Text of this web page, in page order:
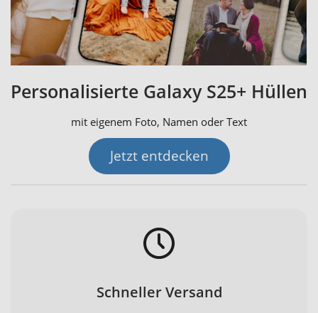
Personalisierte Galaxy S25+ Hüllen
mit eigenem Foto, Namen oder Text
Jetzt entdecken
Schneller Versand